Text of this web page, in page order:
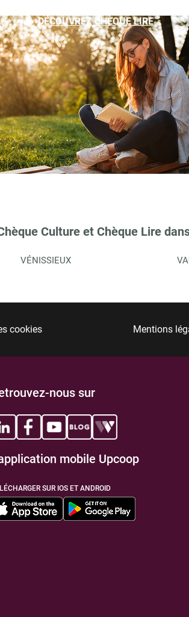
DÉCOUVREZ CHÈQUE LIRE
Culture et Chèque Lire
VÉNISSIEUX
cookies Mentions
nous sur
mobile Upcoop
SUR IOS ET ANDROID